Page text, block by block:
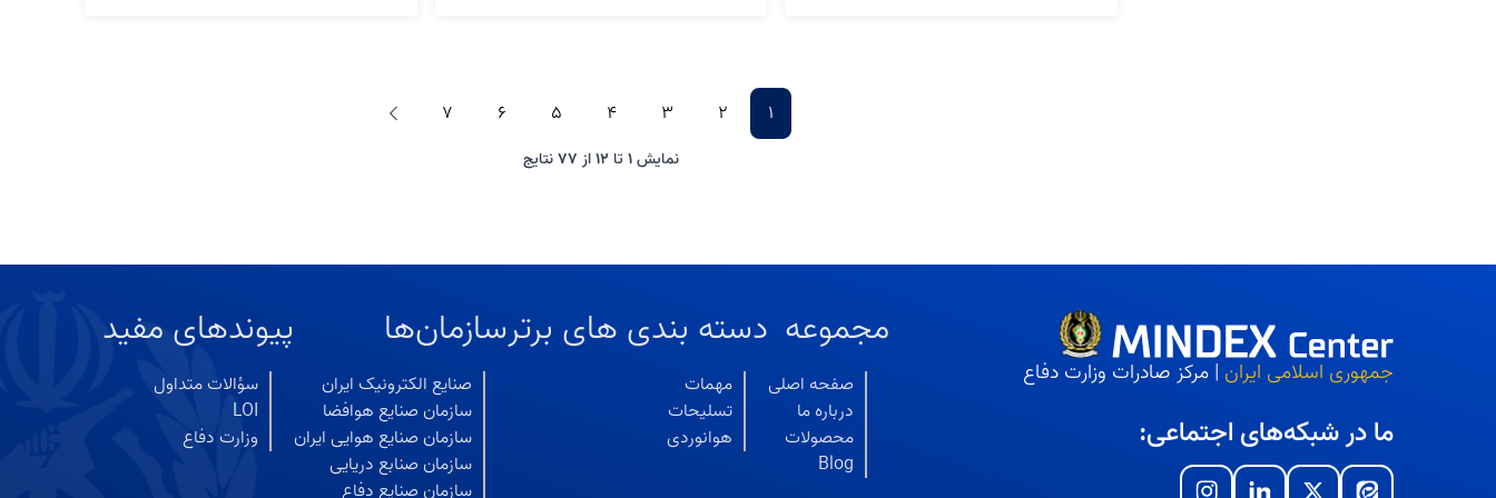
1
2
3
4
5
6
7
نمایش1 تا 12از 77نتایج
جمهوری اسلامی ایران | مرکز صادرات وزارت دفاع
ما در شبکه‌های اجتماعی:
مجموعه
صفحه اصلی
درباره ما
محصولات
Blog
دسته بندی های برتر
مهمات
تسلیحات
هوانوردی
سازمان‌ها
صنایع الکترونیک ایران
سازمان صنایع هوافضا
سازمان صنایع هوایی ایران
سازمان صنابع دریایی
سازمان صنایع دفاع
پیوندهای مفید
سؤالات متداول
LOI
وزارت دفاع